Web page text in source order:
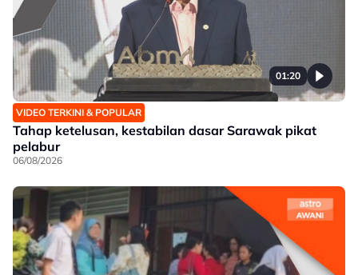
01:20
VIDEO TERKINI & POPULAR
Tahap ketelusan, kestabilan dasar Sarawak pikat
pelabur
06/08/2026